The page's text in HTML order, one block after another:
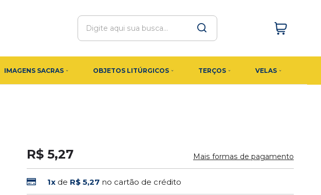
IMAGENS SACRAS OBJETOS LITÚRGICOS TERÇOS VELAS
R$ 5,27 Mais formas de pagamento
1x de R$ 5,27 no cartão de crédito